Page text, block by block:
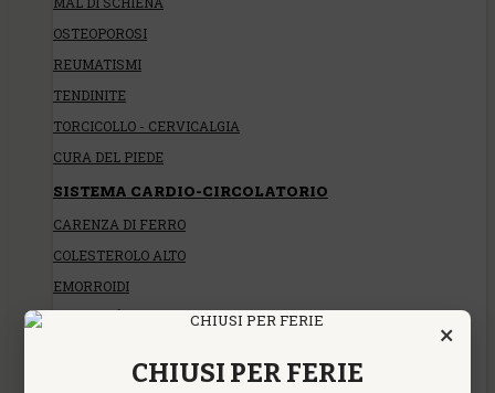
OSTEOPOROSI
REUMATISMI
TENDINITE
TORCICOLLO - CERVICALGIA
CURA DEL PIEDE
SISTEMA CARDIO-CIRCOLATORIO
CARENZA DI FERRO
COLESTEROLO ALTO
EMORROIDI
FRAGILITÀ CAPILLARE
SINDROME METABOLICA
×
CHIUSI PER FERIE